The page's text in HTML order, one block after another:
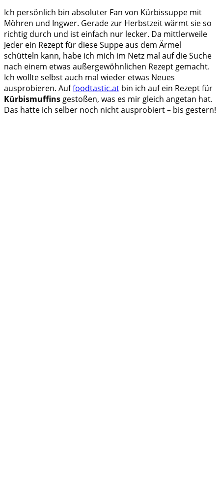
Ich persönlich bin absoluter Fan von Kürbissuppe mit
Möhren und Ingwer. Gerade zur Herbstzeit wärmt sie so
richtig durch und ist einfach nur lecker. Da mittlerweile
Jeder ein Rezept für diese Suppe aus dem Ärmel
schütteln kann, habe ich mich im Netz mal auf die Suche
nach einem etwas außergewöhnlichen Rezept gemacht.
Ich wollte selbst auch mal wieder etwas Neues
ausprobieren. Auffoodtastic.at bin ich auf ein Rezept für
Kürbismuffinsgestoßen, was es mir gleich angetan hat.
Das hatte ich selber noch nicht ausprobiert – bis gestern!